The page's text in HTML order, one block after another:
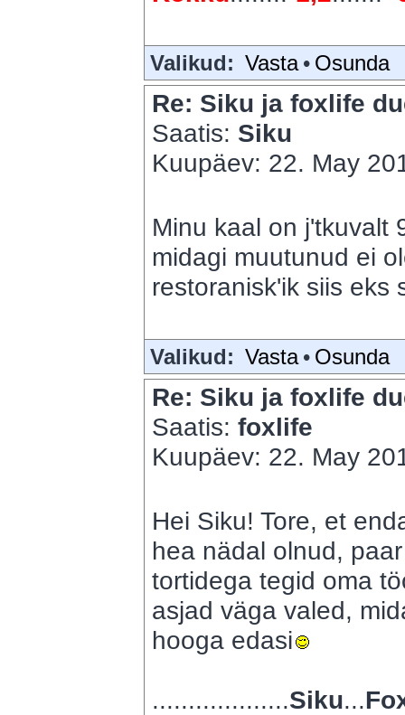
Valikud: Vasta • Osunda
Re: Siku ja foxlife
Saatis: Siku
Kuupäev: 22. May
Minu kaal on j'tkuvalt
midagi muutunud ei
restoranisk'ik siis eks
Valikud: Vasta • Osunda
Re: Siku ja foxlife
Saatis: foxlife
Kuupäev: 22. May
Hei Siku! Tore, et
hea nädal olnud,
tortidega tegid oma
asjad väga valed,
hooga edasi
...................Siku...